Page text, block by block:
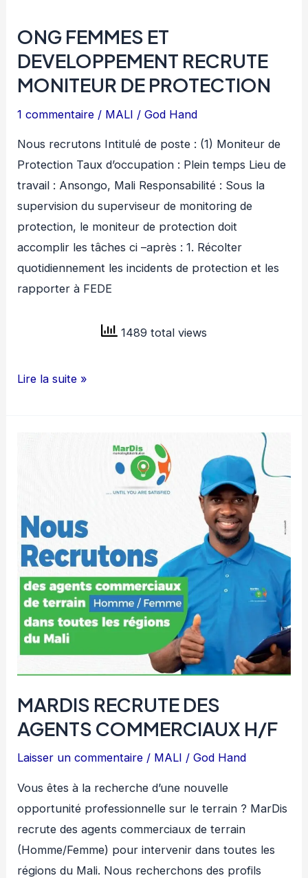
ONG FEMMES ET
DEVELOPPEMENT RECRUTE
MONITEUR DE PROTECTION
1 commentaire / MALI /God Hand
Nous recrutons Intitulé de poste : (1) Moniteur de
Protection Taux d’occupation : Plein temps Lieu de
travail : Ansongo, Mali Responsabilité : Sous la
supervision du superviseur de monitoring de
protection, le moniteur de protection doit
accomplir les tâches ci –après : 1. Récolter
quotidiennement les incidents de protection et les
rapporter à FEDE
1489 total views
ONG
PROTECTION
Lire la suite »
MARDIS RECRUTE DES
AGENTS COMMERCIAUX H/F
Laisser un commentaire / MALI /God Hand
Vous êtes à la recherche d’une nouvelle
opportunité professionnelle sur le terrain ? MarDis
recrute des agents commerciaux de terrain
(Homme/Femme) pour intervenir dans toutes les
régions du Mali. Nous recherchons des profils